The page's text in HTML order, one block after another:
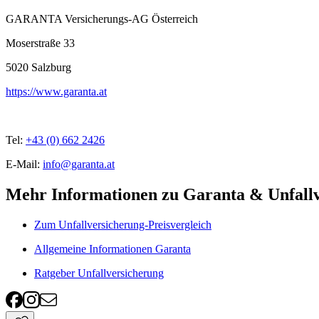
GARANTA Versicherungs-AG Österreich
Moserstraße 33
5020 Salzburg
https://www.garanta.at
Tel: +43 (0) 662 2426
E-Mail: info@garanta.at
Mehr Informationen zu Garanta &
Zum Unfallversicherung-Preisvergleich
Allgemeine Informationen Garanta
Ratgeber Unfallversicherung